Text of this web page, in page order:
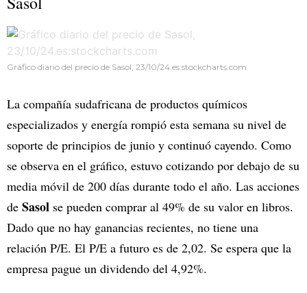
Gráfico diario del precio de Sasol, 23/10/24.es:stockcharts.com
La compañía sudafricana de productos químicos
especializados y energía rompió esta semana su nivel de
soporte de principios de junio y continuó cayendo. Como
se observa en el gráfico, estuvo cotizando por debajo de su
media móvil de 200 días durante todo el año. Las acciones
de Sasol se pueden comprar al 49% de su valor en libros.
Dado que no hay ganancias recientes, no tiene una
relación P/E. El P/E a futuro es de 2,02. Se espera que la
empresa pague un dividendo del 4,92%.